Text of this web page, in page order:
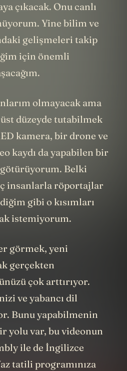
çıkacak. Onu canlı
Yine bilim ve
gelişmeleri takip
için önemli
olmayacak ama
düzeyde tutabilmek
kamera, bir drone ve
kaydı da yapabilen bir
Belki
insanlarla röportajlar
gibi o kısımları
istemiyorum.
görmek, yeni
gerçekten
çok arttırıyor.
ve yabancı dil
Bunu yapabilmenin
yolu var, bu videonun
ile de İngilizce
tatili programınıza